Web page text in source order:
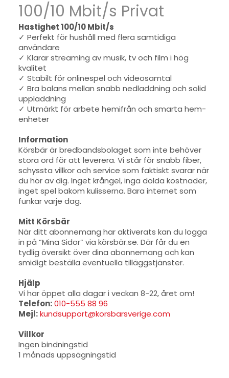
100/10 Mbit/s Privat
Hastighet 100/10 Mbit/s
✓ Perfekt för hushåll med flera samtidiga
användare
✓ Klarar streaming av musik, tv och film i hög
kvalitet
✓ Stabilt för onlinespel och videosamtal
✓ Bra balans mellan snabb nedladdning och solid
uppladdning
✓ Utmärkt för arbete hemifrån och smarta hem-
enheter
Information
Körsbär är bredbandsbolaget som inte behöver
stora ord för att leverera. Vi står för snabb fiber,
schyssta villkor och service som faktiskt svarar när
du hör av dig. Inget krångel, inga dolda kostnader,
inget spel bakom kulisserna. Bara internet som
funkar varje dag.
Mitt Körsbär
När ditt abonnemang har aktiverats kan du logga
in på ”Mina Sidor” via körsbär.se. Där får du en
tydlig översikt över dina abonnemang och kan
smidigt beställa eventuella tilläggstjänster.
Hjälp
Vi har öppet alla dagar i veckan 8-22, året om!
Telefon:010-555 88 96
Mejl:kundsupport@korsbarsverige.com
Villkor
Ingen bindningstid
1 månads uppsägningstid